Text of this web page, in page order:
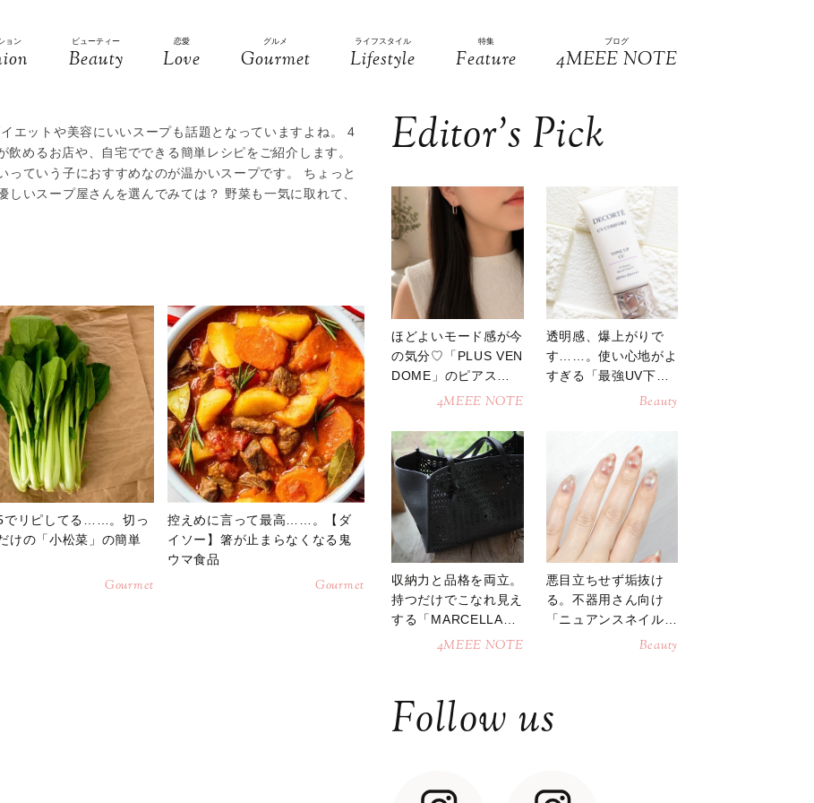
ョン ビューティー
Beauty
恋愛
Love
グルメ
Gourmet
ライフスタイル
Lifestyle
特集
Feature
ブログ
4MEEE NOTE
エットや美容にいいスープも話題となっていますよね。 4
めるお店や、自宅でできる簡単レシピをご紹介します。
っていう子におすすめなのが温かいスープです。 ちょっと
いスープ屋さんを選んでみては？ 野菜も一気に取れて、
でリピしてる……。切っ
けの「小松菜」の簡単
Gourmet
控えめに言って最高……。【ダ
イソー】箸が止まらなくなる鬼
ウマ食品
Gourmet
Editor’s Pick
ほどよいモード感が今
の気分♡「PLUS VEN
DOME」のピアスが
4MEEE NOTE
透明感、爆上がりで
す……。使い心地がよ
すぎる「最強UV下
Beauty
収納力と品格を両立。
持つだけでこなれ見え
する「MARCELLAト
ートバッグ」4MEEE NOTE
悪目立ちせず垢抜け
る。不器用さん向け
「ニュアンスネイル」
Beauty
Follow us